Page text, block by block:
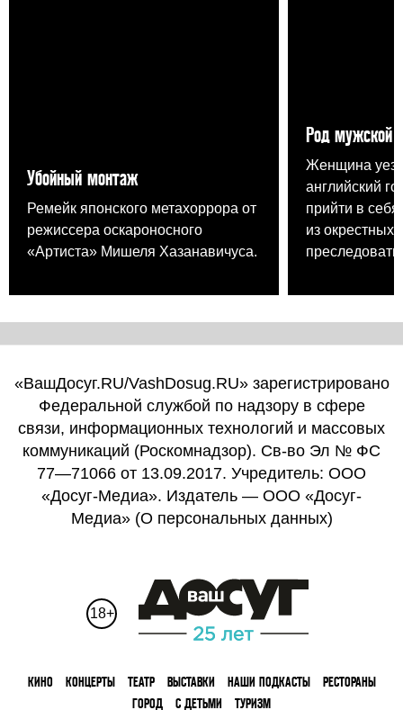
Убойный монтаж
Ремейк японского метахоррора от
режиссера оскароносного
«Артиста» Мишеля Хазанавичуса.
Род мужской
Женщина
английский
прийти в
из окрестных
преследовать.
«ВашДосуг.RU/VashDosug.RU» зарегистрировано
Федеральной службой по надзору в сфере
связи, информационных технологий и массовых
коммуникаций (Роскомнадзор). Св-во Эл № ФС
77—71066 от 13.09.2017. Учредитель: ООО
«Досуг-Медиа». Издатель — ООО «Досуг-
Медиа» (О персональных данных)
18+
КИНО КОНЦЕРТЫ ТЕАТР ВЫСТАВКИ НАШИ ПОДКАСТЫ
РЕСТОРАНЫ
ГОРОД
С ДЕТЬМИ ТУРИЗМ